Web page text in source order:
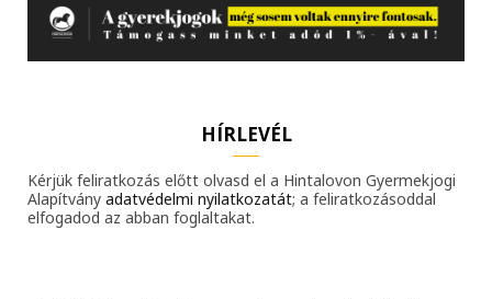
HÍRLEVÉL
Kérjük feliratkozás előtt olvasd el a Hintalovon Gyermekjogi
Alapítvány adatvédelmi nyilatkozatát; a feliratkozásoddal
elfogadod az abban foglaltakat.